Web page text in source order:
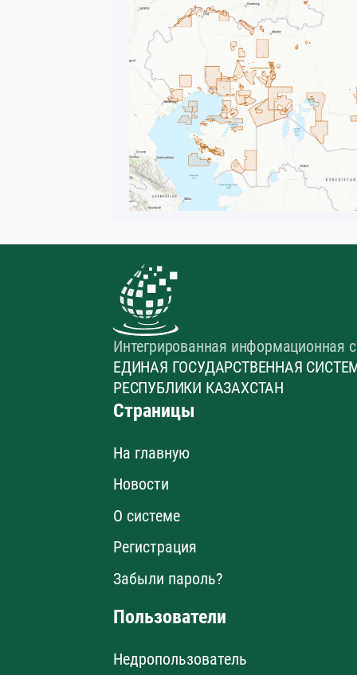
Интегрированная информационная
ЕДИНАЯ ГОСУДАРСТВЕННАЯ
РЕСПУБЛИКИ КАЗАХСТАН
Страницы
На главную
Новости
О системе
Регистрация
Забыли пароль?
Пользователи
Недропользователь